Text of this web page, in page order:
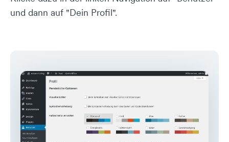
und dann auf "Dein Profil".